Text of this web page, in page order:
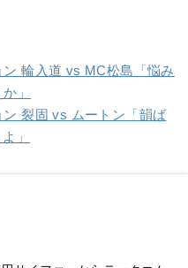
輪入道 vs MC松島「悩み
」
裂固 vs ムートン「韻ば
」